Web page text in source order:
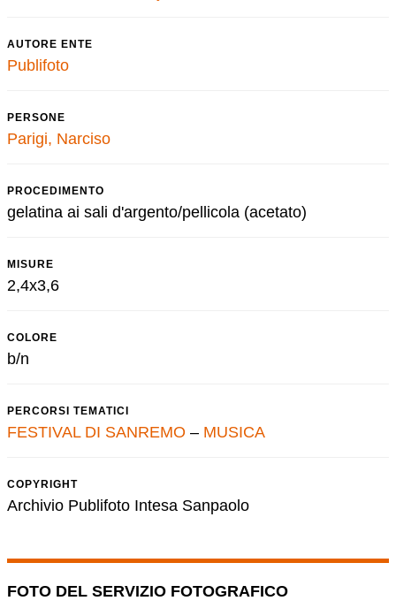
AUTORE ENTE
Publifoto
PERSONE
Parigi, Narciso
PROCEDIMENTO
gelatina ai sali d'argento/pellicola (acetato)
MISURE
2,4x3,6
COLORE
b/n
PERCORSI TEMATICI
FESTIVAL DI SANREMO – MUSICA
COPYRIGHT
Archivio Publifoto Intesa Sanpaolo
FOTO DEL SERVIZIO FOTOGRAFICO